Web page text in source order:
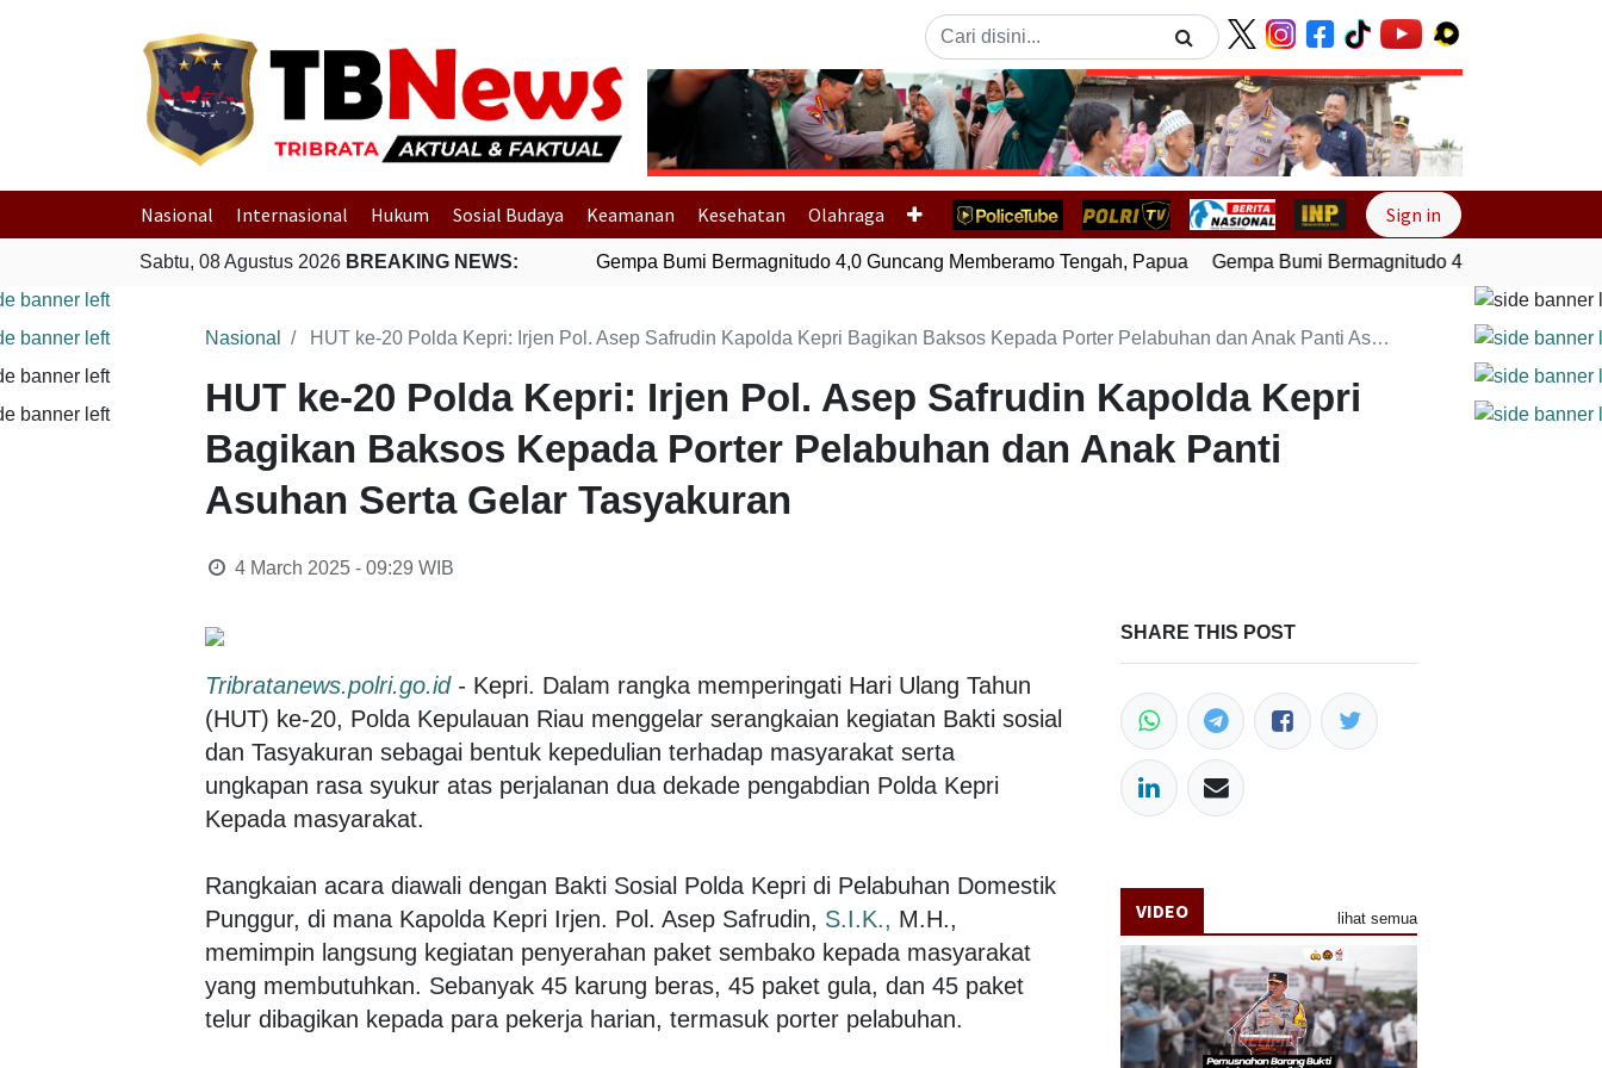
Previous Next
Nasional Internasional Hukum Sosial Budaya Keamanan Kesehatan Olahraga Sign in
Sabtu, 08 Agustus 2026 BREAKING NEWS: Gempa Bumi Bermagnitudo 4,0 Guncang Memberamo Tengah, Papua Gempa Bumi Bermagnitudo 4,0 Guncang
Nasional HUT ke-20 Polda Kepri: Irjen Pol. Asep Safrudin Kapolda Kepri Bagikan Baksos Kepada Porter Pelabuhan dan Anak Panti Asuhan Serta Gelar Tasyakuran
HUT ke-20 Polda Kepri: Irjen Pol. Asep Safrudin Kapolda Kepri
Bagikan Baksos Kepada Porter Pelabuhan dan Anak Panti
Asuhan Serta Gelar Tasyakuran
4 March 2025 - 09:29 WIB
Tribratanews.polri.go.id- Kepri. Dalam rangka memperingati Hari Ulang Tahun
(HUT) ke-20, Polda Kepulauan Riau menggelar serangkaian kegiatan Bakti sosial
dan Tasyakuran sebagai bentuk kepedulian terhadap masyarakat serta
ungkapan rasa syukur atas perjalanan dua dekade pengabdian Polda Kepri
Kepada masyarakat.
Rangkaian acara diawali dengan Bakti Sosial Polda Kepri di Pelabuhan Domestik
Punggur, di mana Kapolda Kepri Irjen. Pol. Asep Safrudin, S.I.K., M.H.,
memimpin langsung kegiatan penyerahan paket sembako kepada masyarakat
yang membutuhkan. Sebanyak 45 karung beras, 45 paket gula, dan 45 paket
telur dibagikan kepada para pekerja harian, termasuk porter pelabuhan.
SHARE THIS POST
VIDEO lihat semua